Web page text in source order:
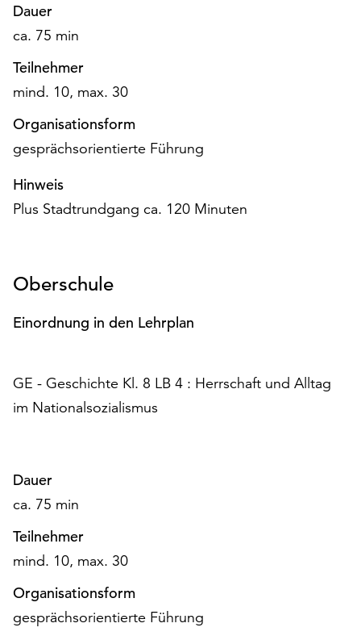
Möchten
Sie
die
verwendeten
Cookies
anpassen,
erreichen
Sie
die
Einstellungen
über
Informationen
in
unserer
Datenschutzerklärung
.
Dauer
ca. 75 min
Teilnehmer
mind. 10, max. 30
Organisationsform
gesprächsorientierte Führung
Hinweis
Plus Stadtrundgang ca. 120 Minuten
Oberschule
Einordnung in den Lehrplan
GE - Geschichte Kl. 8 LB 4 : Herrschaft und Alltag
im Nationalsozialismus
Dauer
ca. 75 min
Teilnehmer
mind. 10, max. 30
Organisationsform
gesprächsorientierte Führung